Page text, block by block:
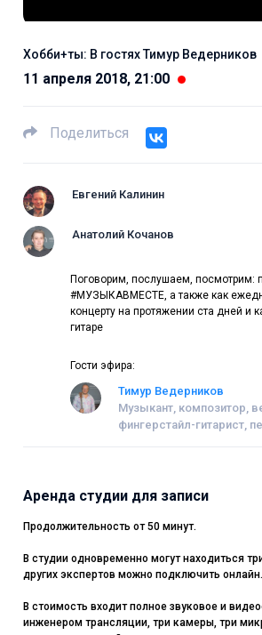
Хобби+ты: В гостях Тимур Ведерников
11 апреля 2018, 21:00
Поделиться
Евгений Калинин
Анатолий Кочанов
Поговорим, послушаем, посмотрим:
#МУЗЫКАВМЕСТЕ, а также как
концерту на протяжении ста дней и
гитаре
Гости эфира:
Тимур Ведерников
Музыкант, композитор,
фингерстайл-гитарист,
Аренда студии для записи
Продолжительность от 50 минут.
В студии одновременно могут находиться
других экспертов можно подключить онлайн.
В стоимость входит полное звуковое и
инженером трансляции, три камеры, три